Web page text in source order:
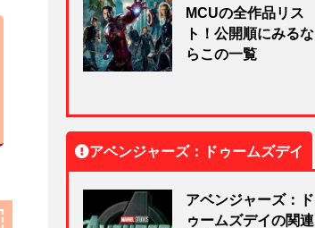
MCUの全作品リス
ト！公開順にみるな
らこの一覧
アベンジャーズ：ドゥームズデイ
アベンジャーズ：ド
ゥームズデイの関連